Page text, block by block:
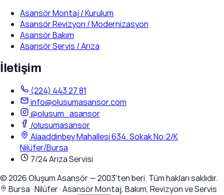
Asansör Montaj / Kurulum
Asansör Revizyon / Modernizasyon
Asansör Bakım
Asansör Servis / Arıza
İletişim
(224) 443 27 81
info@olusumasansor.com
@olusum_asansor
/olusumasansor
Alaaddinbey Mahallesi 634. Sokak No:2/K
Nilüfer/Bursa
7/24 Arıza Servisi
© 2026 Oluşum Asansör — 2003'ten beri. Tüm hakları saklıdır.
Bursa · Nilüfer · Asansör Montaj, Bakım, Revizyon ve Servis